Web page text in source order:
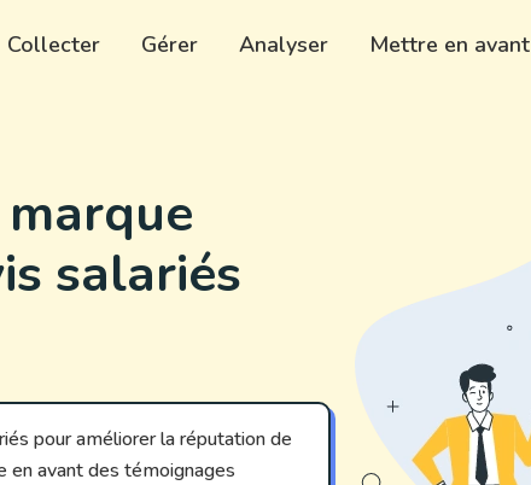
Collecter Gérer Analyser Mettre en avant
salariés
pour améliorer la réputation de
avant des témoignages